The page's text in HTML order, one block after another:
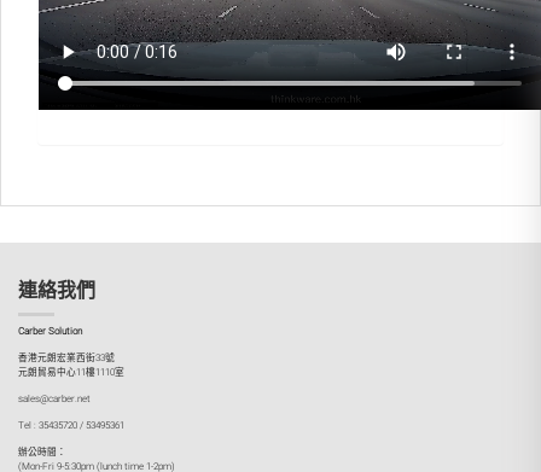
連絡我們
Carber Solution
香港元朗宏業西街33號
元朗貿易中心11樓1110室
sales@carber.net
Tel : 35435720 / 53495361
辦公時間：
(Mon-Fri 9-5:30pm (lunch time 1-2pm)